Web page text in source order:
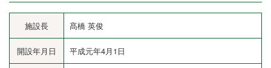
施設長 髙橋 英俊
開設年月日 平成元年4月1日